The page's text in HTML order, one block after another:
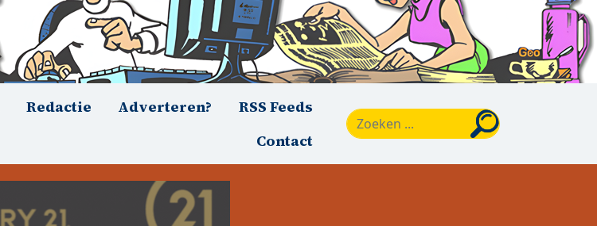
Redactie Adverteren?
RSS Feeds
Contact